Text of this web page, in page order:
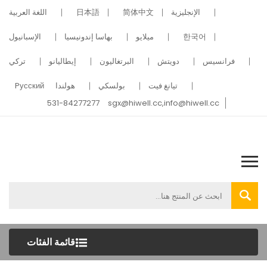
الإنجليزية 简体中文
日本語 اللغة العربية
한국어 ميلايو بهاسا إندونيسيا الإسبانيول
فرانسيس دويتش البرتغاليون إيطاليانو تركي
تيانغ فيت بولسكي هولندا
Pусский
sgx@hiwell.cc,info@hiwell.cc
531-84277277
قائمة الفئات